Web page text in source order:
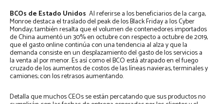
BCOs de Estado Unidos Al referirse a los beneficiarios de la carga,
Monroe destaca el traslado del peak de los Black Friday a los Cyber
Monday; también resalta que el volumen de contenedores importados
de China aumentó un 30% en octubre con respecto a octubre de 2019,
que el gasto online continúa con una tendencia al alza y que la
demanda consiste en un desplazamiento del gasto de los servicios a
la venta al por menor. Es así como el BCO está atrapado en el fuego
cruzado de los aumentos de costos de las líneas navieras, terminales y
camiones; con los retrasos aumentando.
Detalla que muchos CEOs se están percatando que sus productos no